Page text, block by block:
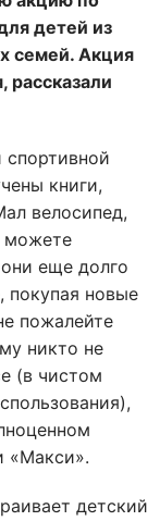
детей из
семей. Акция
рассказали
книги,
велосипед,
можете
еще долго
покупая новые
пожалейте
никто не
(в чистом
«Макси».
детский